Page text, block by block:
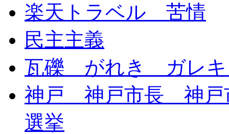
楽天トラベル 苦情
民主主義
瓦礫 がれき ガレ
神戸 神戸市長 神戸
選挙